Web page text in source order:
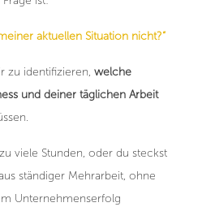
aktuellen Situation nicht?“
zu identifizieren, welche
und deiner täglichen Arbeit
viele Stunden, oder du steckst
ständiger Mehrarbeit, ohne
Unternehmenserfolg